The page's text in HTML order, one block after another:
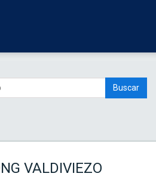
Buscar
VALDIVIEZO